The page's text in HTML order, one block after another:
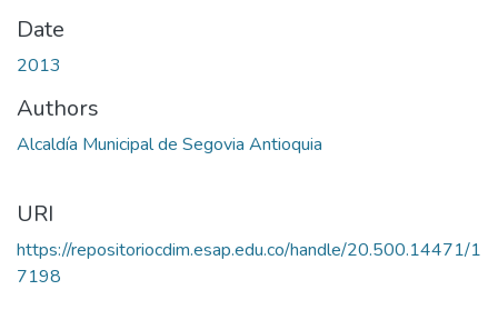
Date
2013
Authors
Alcaldía Municipal de Segovia Antioquia
URI
https://repositoriocdim.esap.edu.co/handle/20.500.14471/1
7198